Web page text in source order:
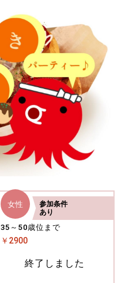
女性
35～50歳位まで
￥2900
参加条件
あり
終了しました